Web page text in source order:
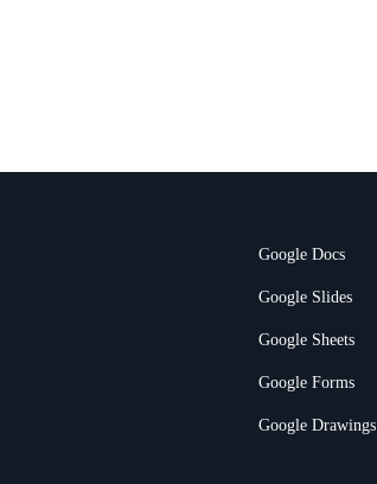
Google Docs
Google Slides
Google Sheets
Google Forms
Google Drawings